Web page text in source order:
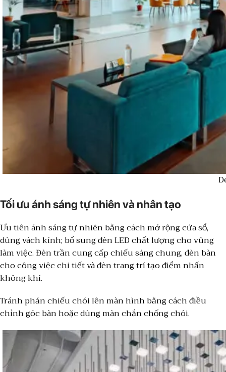
Tối ưu ánh sáng tự nhiên và nhân tạo
Ưu tiên ánh sáng tự nhiên bằng cách mở rộng cửa sổ,
dùng vách kính; bổ sung đèn LED chất lượng cho vùng
làm việc. Đèn trần cung cấp chiếu sáng chung, đèn bàn
cho công việc chi tiết và đèn trang trí tạo điểm nhấn
không khí.
Tránh phản chiếu chói lên màn hình bằng cách điều
chỉnh góc bàn hoặc dùng màn chắn chống chói.